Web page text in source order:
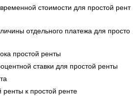
стоимости для простой рент
отдельного платежа для просто
простой ренты
ставки для простой ренты
к простой ренте